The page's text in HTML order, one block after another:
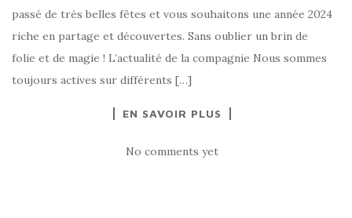
passé de très belles fêtes et vous souhaitons une année 2024
riche en partage et découvertes. Sans oublier un brin de
folie et de magie ! L’actualité de la compagnie Nous sommes
toujours actives sur différents […]
EN SAVOIR PLUS
No comments yet